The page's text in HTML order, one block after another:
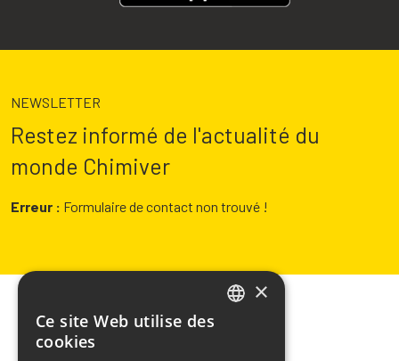
NEWSLETTER
Restez informé de l'actualité du
monde Chimiver
Erreur : Formulaire de contact non trouvé !
×
Ce site Web utilise des
cookies